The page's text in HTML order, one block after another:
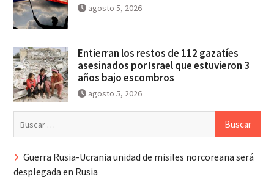
agosto 5, 2026
Entierran los restos de 112 gazatíes
asesinados por Israel que estuvieron 3
años bajo escombros
agosto 5, 2026
Guerra Rusia-Ucrania unidad de misiles norcoreana será
desplegada en Rusia